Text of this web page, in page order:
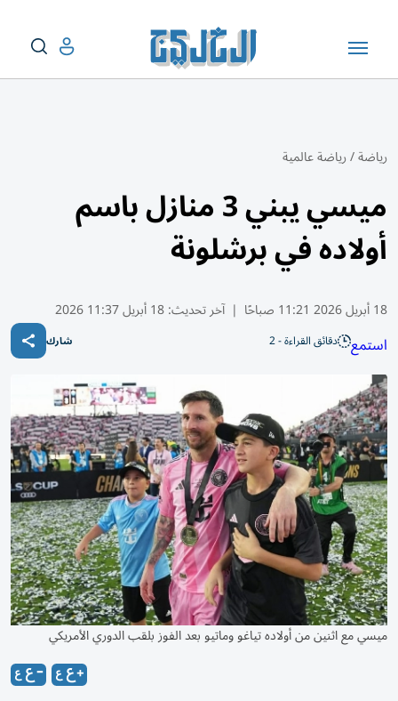
رياضة/رياضة عالمية
ميسي يبني 3 منازل باسم
أولاده في برشلونة
18 أبريل 2026 11:21 صباحًا | آخر تحديث:18 أبريل 11:37 2026
استمع دقائق القراءة - 2 شارك
ميسي مع اثنين من أولاده تياغو وماتيو بعد الفوز بلقب الدوري الأمريكي